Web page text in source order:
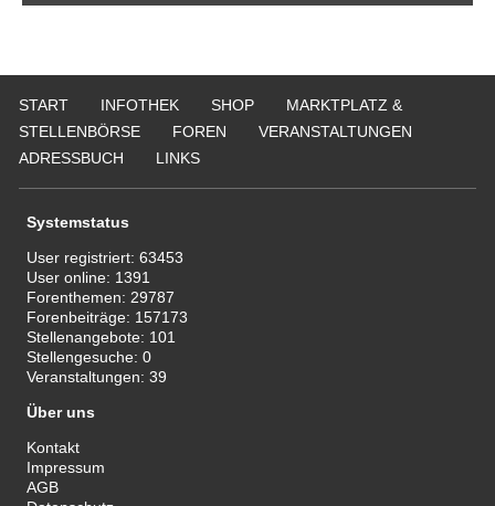
START INFOTHEK SHOP
MARKTPLATZ &
STELLENBÖRSE
FOREN
VERANSTALTUNGEN
ADRESSBUCH
LINKS
Systemstatus
User registriert:63453
User online: 1391
Forenthemen: 29787
Forenbeiträge: 157173
Stellenangebote: 101
Stellengesuche:0
Veranstaltungen:39
Über uns
Kontakt
Impressum
AGB